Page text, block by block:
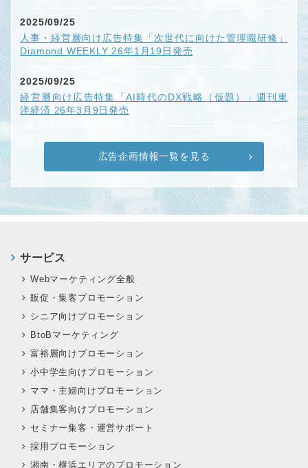
2025/09/25
人事・経営層向け広告特集「次世代に向けた管理職研修」
Diamond WEEKLY 26年1月19日発売
2025/09/25
経営層向け広告特集「AI時代のDX戦略（仮題）」週刊東
洋経済 26年3月9日発売
広告企画情報一覧を見る
サービス
Webマーケティング全般
販促・集客プロモーション
シニア向けプロモーション
BtoBマーケティング
富裕層向けプロモーション
小中学生向けプロモーション
ママ・主婦向けプロモーション
店舗集客向けプロモーション
セミナー集客・運営サポート
採用プロモーション
湘南・横浜エリアのプロモーション